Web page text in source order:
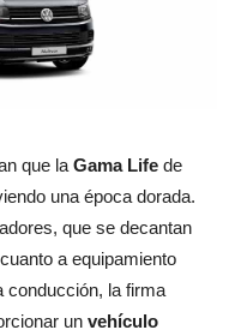
que la Gama Life de
una época dorada.
que se decantan
a equipamiento
conducción, la firma
un vehículo